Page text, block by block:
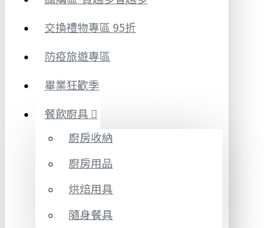
交換禮物專區 95折
防疫旅遊專區
畢業狂歡季
餐飲廚具
廚房收納
廚房用品
烘焙用具
隨身餐具